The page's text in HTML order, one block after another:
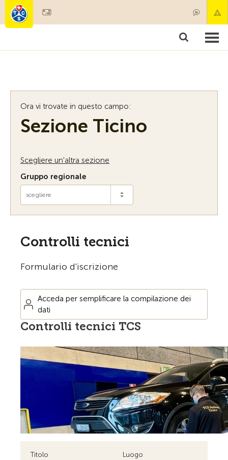
Ora vi trovate in questo campo:
Sezione Ticino
Scegliere un'altra sezione
Gruppo regionale
scegliere
Controlli tecnici
Formulario d'iscrizione
Acceda per semplificare la compilazione dei
dati
Controlli tecnici TCS
Titolo Luogo